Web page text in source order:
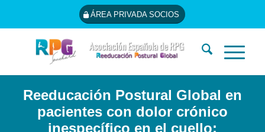
ÁREA PRIVADA SOCIOS
Reeducación Postural Global en
pacientes con dolor crónico
inespecífico en el cuello: